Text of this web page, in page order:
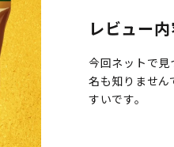
レビュー
今回ネットで
名も知りません
すいです。